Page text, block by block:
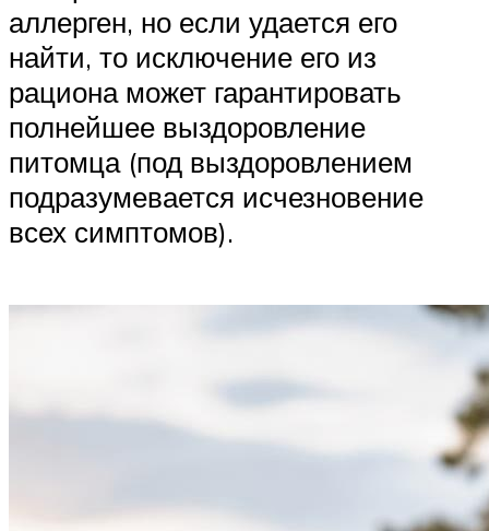
аллерген, но если удается его
найти, то исключение его из
рациона может гарантировать
полнейшее выздоровление
питомца (под выздоровлением
подразумевается исчезновение
всех симптомов).